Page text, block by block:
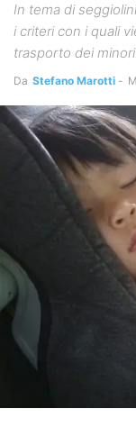
In tema di
i criteri con i quali
trasporto dei minori.
Da Stefano Marotti -